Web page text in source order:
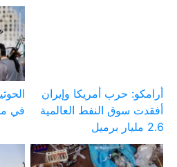
أرامكو: حرب أمريكا وإيران
أفقدت سوق النفط العالمية
2.6 مليار برميل
في